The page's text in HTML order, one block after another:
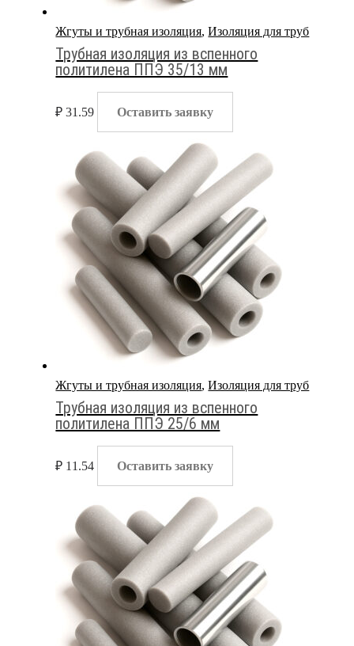
Жгуты и трубная изоляция,Изоляция для труб
Трубная изоляция из вспенного
политилена ППЭ 35/13 мм
₽ 31.59 Оставить заявку
Жгуты и трубная изоляция,Изоляция для труб
Трубная изоляция из вспенного
политилена ППЭ 25/6 мм
₽ 11.54 Оставить заявку